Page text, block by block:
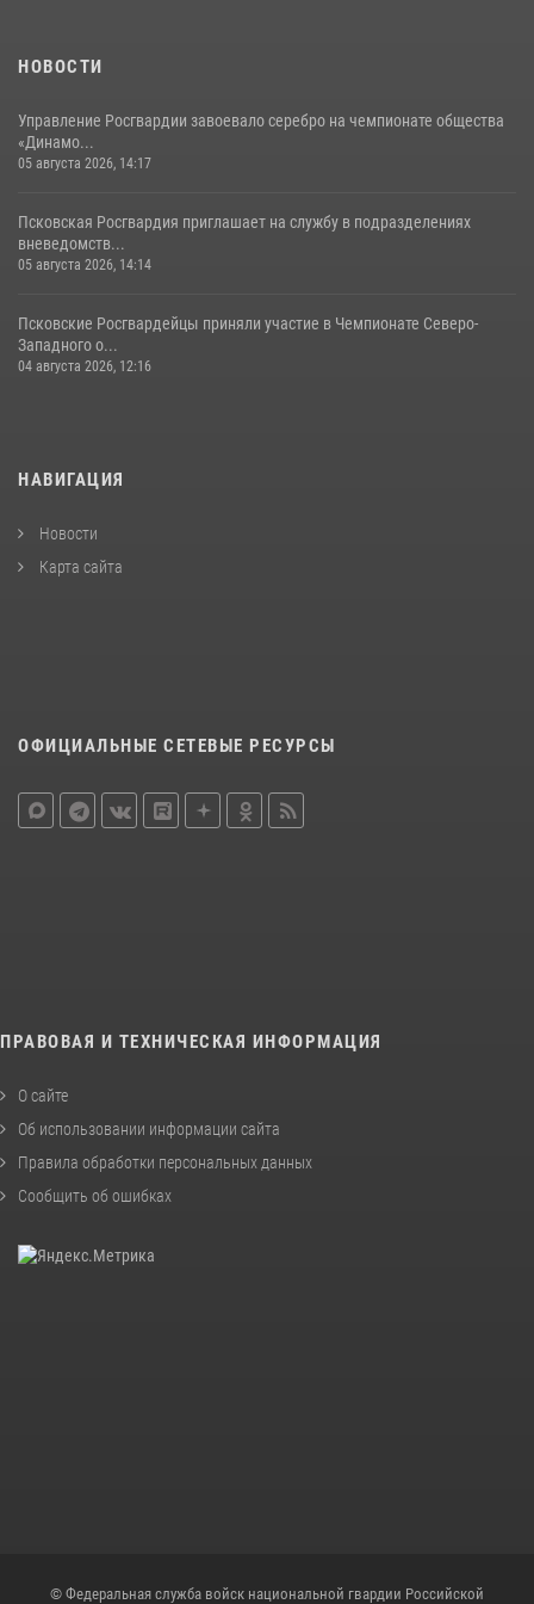
23 июля 2026, 13:19
НОВОСТИ
Управление Росгвардии завоевало серебро на чемпионате общества
«Динамо...
05 августа 2026, 14:17
Псковская Росгвардия приглашает на службу в подразделениях
вневедомств...
05 августа 2026, 14:14
Псковские Росгвардейцы приняли участие в Чемпионате Северо-
Западного о...
04 августа 2026, 12:16
НАВИГАЦИЯ
Новости
Карта сайта
ОФИЦИАЛЬНЫЕ СЕТЕВЫЕ РЕСУРСЫ
ПРАВОВАЯ И ТЕХНИЧЕСКАЯ ИНФОРМАЦИЯ
О сайте
Об использовании информации сайта
Правила обработки персональных данных
Сообщить об ошибках
© Федеральная служба войск национальной гвардии Российской